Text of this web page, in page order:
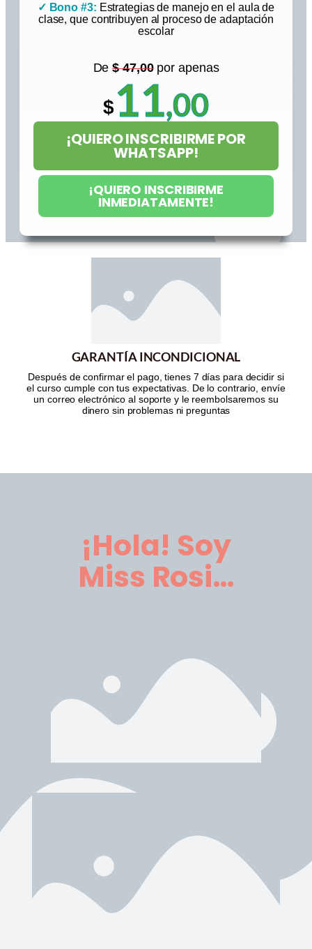
✓ Bono #3: Estrategias de manejo en el aula de
clase, que contribuyen al proceso de adaptación
escolar
De$ 47,00por apenas
$11,00
¡QUIERO INSCRIBIRME POR
WHATSAPP!
¡QUIERO INSCRIBIRME
INMEDIATAMENTE!
GARANTÍA INCONDICIONAL
Después de confirmar el pago, tienes 7 días para decidir si
el curso cumple con tus expectativas. De lo contrario, envíe
un correo electrónico al soporte y le reembolsaremos su
dinero sin problemas ni preguntas
¡Hola! Soy
Miss Rosi…